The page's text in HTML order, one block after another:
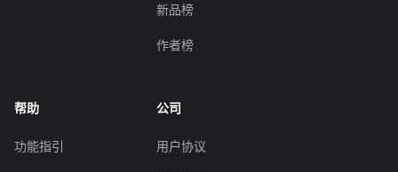
新品榜
作者榜
帮助
功能指引
公司
用户协议